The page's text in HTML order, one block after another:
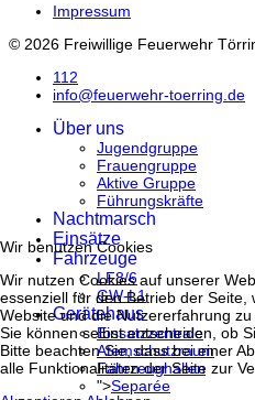
Impressum
© 2026 Freiwillige Feuerwehr
112
info@feuerwehr-toerring.de
Über uns
Jugendgruppe
Frauengruppe
Aktive Gruppe
Führungskräfte
Nachtmarsch
Einsätze
Fahrzeuge
LF8/6
GW-L1
Gerätehaus
Einsatzzentrale
Atemschutzraum
Fahrzeughallen
">Separée
Wir benutzen Cookies
Wir nutzen Cookies auf unserer
essenziell für den Betrieb der
Website und die Nutzererfahrung
Sie können selbst entscheiden, ob
Bitte beachten Sie, dass bei einer
alle Funktionalitäten der Seite zur